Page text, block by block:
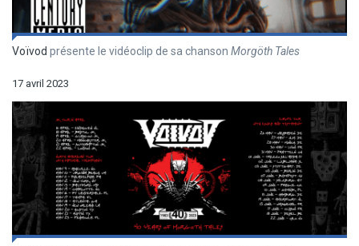
Voïvod présente le vidéoclip de sa chanson Morgöth Tales
17 avril 2023